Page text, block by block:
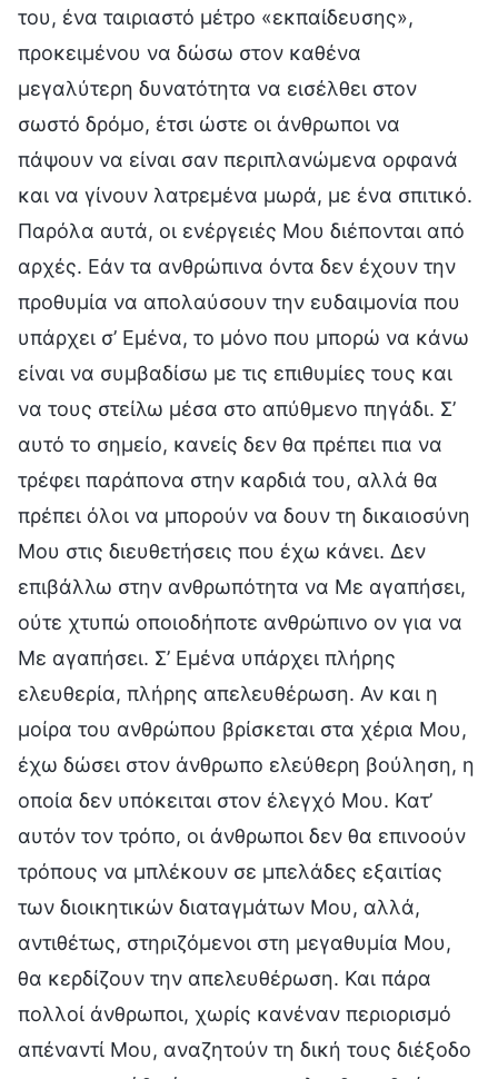
του, ένα ταιριαστό μέτρο «εκπαίδευσης»,
προκειμένου να δώσω στον καθένα
μεγαλύτερη δυνατότητα να εισέλθει στον
σωστό δρόμο, έτσι ώστε οι άνθρωποι να
πάψουν να είναι σαν περιπλανώμενα ορφανά
και να γίνουν λατρεμένα μωρά, με ένα σπιτικό.
Παρόλα αυτά, οι ενέργειές Μου διέπονται από
αρχές. Εάν τα ανθρώπινα όντα δεν έχουν την
προθυμία να απολαύσουν την ευδαιμονία που
υπάρχει σ’ Εμένα, το μόνο που μπορώ να κάνω
είναι να συμβαδίσω με τις επιθυμίες τους και
να τους στείλω μέσα στο απύθμενο πηγάδι. Σ’
αυτό το σημείο, κανείς δεν θα πρέπει πια να
τρέφει παράπονα στην καρδιά του, αλλά θα
πρέπει όλοι να μπορούν να δουν τη δικαιοσύνη
Μου στις διευθετήσεις που έχω κάνει. Δεν
επιβάλλω στην ανθρωπότητα να Με αγαπήσει,
ούτε χτυπώ οποιοδήποτε ανθρώπινο ον για να
Με αγαπήσει. Σ’ Εμένα υπάρχει πλήρης
ελευθερία, πλήρης απελευθέρωση. Αν και η
μοίρα του ανθρώπου βρίσκεται στα χέρια Μου,
έχω δώσει στον άνθρωπο ελεύθερη βούληση, η
οποία δεν υπόκειται στον έλεγχό Μου. Κατ’
αυτόν τον τρόπο, οι άνθρωποι δεν θα επινοούν
τρόπους να μπλέκουν σε μπελάδες εξαιτίας
των διοικητικών διαταγμάτων Μου, αλλά,
αντιθέτως, στηριζόμενοι στη μεγαθυμία Μου,
θα κερδίζουν την απελευθέρωση. Και πάρα
πολλοί άνθρωποι, χωρίς κανέναν περιορισμό
απέναντί Μου, αναζητούν τη δική τους διέξοδο